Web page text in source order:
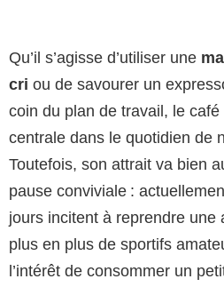
Qu’il s’agisse d’utiliser une
cri ou de savourer un
coin du plan de travail, le
centrale dans le quotidien de
Toutefois, son attrait va bien
pause conviviale :
jours incitent à reprendre une
plus en plus de sportifs
l’intérêt de consommer un